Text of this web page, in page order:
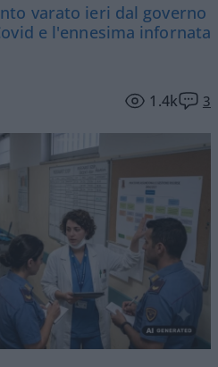
varato ieri dal governo
e l'ennesima infornata
1.4k 3